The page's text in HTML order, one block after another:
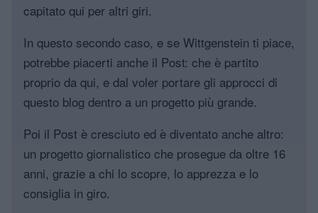
capitato qui per altri giri.
In questo secondo caso, e se Wittgenstein ti piace,
potrebbe piacerti anche il Post: che è partito
proprio da qui, e dal voler portare gli approcci di
questo blog dentro a un progetto più grande.
Poi il Post è cresciuto ed è diventato anche altro:
un progetto giornalistico che prosegue da oltre 16
anni, grazie a chi lo scopre, lo apprezza e lo
consiglia in giro.